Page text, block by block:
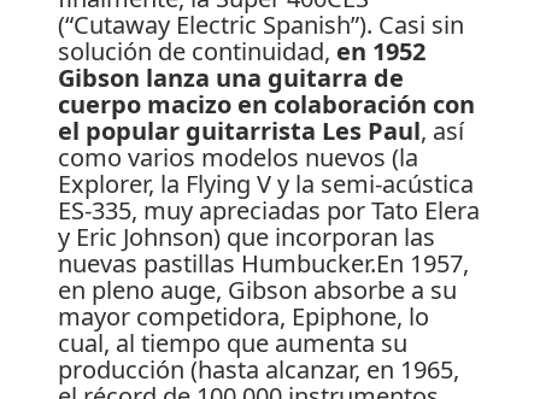
(“Cutaway Electric Spanish”). Casi sin
solución de continuidad, en 1952
Gibson lanza una guitarra de
cuerpo macizo en colaboración con
el popular guitarrista Les Paul, así
como varios modelos nuevos (la
Explorer, la Flying V y la semi-acústica
ES-335, muy apreciadas por Tato Elera
y Eric Johnson) que incorporan las
nuevas pastillas Humbucker.En 1957,
en pleno auge, Gibson absorbe a su
mayor competidora, Epiphone, lo
cual, al tiempo que aumenta su
producción (hasta alcanzar, en 1965,